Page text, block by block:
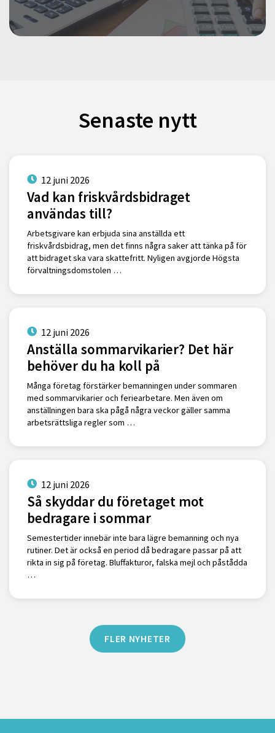
Senaste nytt
12 juni 2026
Vad kan friskvårdsbidraget
användas till?
Arbetsgivare kan erbjuda sina anställda ett
friskvårdsbidrag, men det finns några saker att tänka på för
att bidraget ska vara skattefritt. Nyligen avgjorde Högsta
förvaltningsdomstolen …
12 juni 2026
Anställa sommarvikarier? Det här
behöver du ha koll på
Många företag förstärker bemanningen under sommaren
med sommarvikarier och feriearbetare. Men även om
anställningen bara ska pågå några veckor gäller samma
arbetsrättsliga regler som …
12 juni 2026
Så skyddar du företaget mot
bedragare i sommar
Semestertider innebär inte bara lägre bemanning och nya
rutiner. Det är också en period då bedragare passar på att
rikta in sig på företag. Bluffakturor, falska mejl och påstådda
…
FLER NYHETER